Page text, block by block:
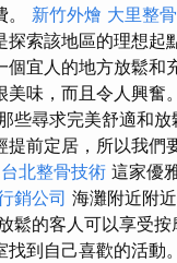
新竹外燴 大里整
索該地區的理想起
宜人的地方放鬆
味，而且令人興奮。
些尋求完美舒適和
前定居，所以我們
台北整骨技術 這家優
銷公司 海灘附近附
鬆的客人可以享受
到自己喜歡的活動。